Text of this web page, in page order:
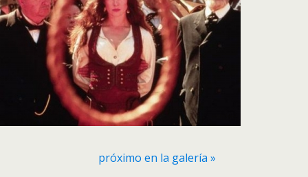
próximo en la galería »